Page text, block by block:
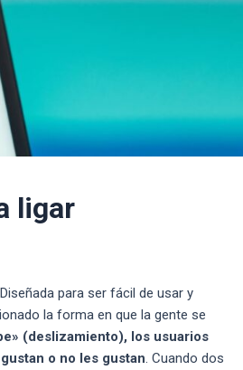
ligar
. Diseñada para ser fácil de usar y
la forma en que la gente se
(deslizamiento), los usuarios
o no les gustan . Cuando dos